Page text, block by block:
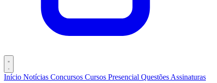
Início Notícias Concursos Cursos Presencial Questões Assinaturas